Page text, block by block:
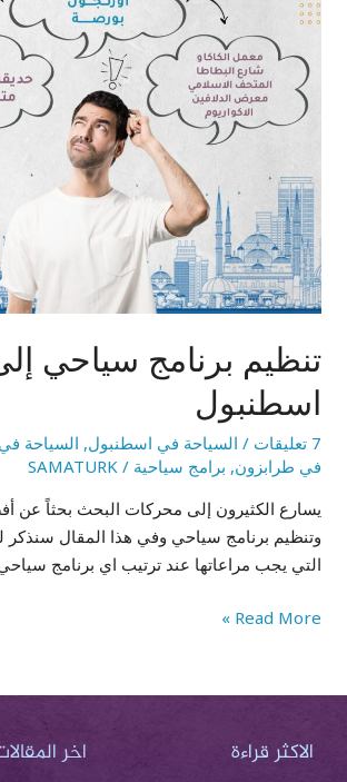
تنظيم برنامج سياحي
اسطنبول
7 تعليقات / السياحة في اسطنبول, السياحة في
في طرابزون, برامج سياحية /
SAMATURK
يسارع الكثيرون إلى محركات البحث بحثاً عن
وتنظيم برنامج سياحي وفي هذا المقال سنذكر
التي يجب مراعاتها عند ترتيب اي برنامج
Read More »
الاكثر قراءة اخر